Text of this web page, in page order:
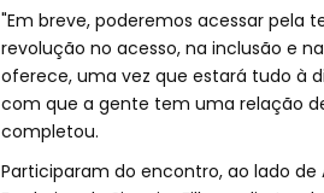
"Em breve, poderemos acessar pela
revolução no acesso, na inclusão e
oferece, uma vez que estará tudo à
com que a gente tem uma relação
completou.
Participaram do encontro, ao lado